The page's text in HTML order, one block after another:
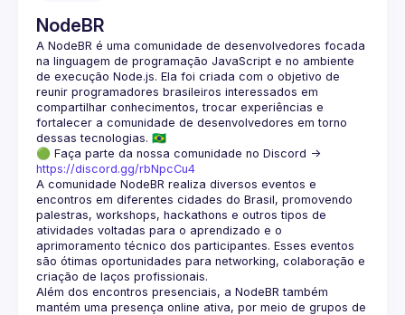
NodeBR
A NodeBR é uma comunidade de desenvolvedores focada
na linguagem de programação JavaScript e no ambiente
de execução Node.js. Ela foi criada com o objetivo de
reunir programadores brasileiros interessados em
compartilhar conhecimentos, trocar experiências e
fortalecer a comunidade de desenvolvedores em torno
🟢 Faça parte da nossa comunidade no Discord ->
https://discord.gg/rbNpcCu4
A comunidade NodeBR realiza diversos eventos e
encontros em diferentes cidades do Brasil, promovendo
palestras, workshops, hackathons e outros tipos de
atividades voltadas para o aprendizado e o
aprimoramento técnico dos participantes. Esses eventos
são ótimas oportunidades para networking, colaboração e
Além dos encontros presenciais, a NodeBR também
mantém uma presença online ativa, por meio de grupos de